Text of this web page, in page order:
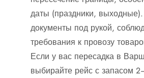
даты (праздники,
документы под рукой,
требования к провозу
Если у вас пересадка в
выбирайте рейс с запасом